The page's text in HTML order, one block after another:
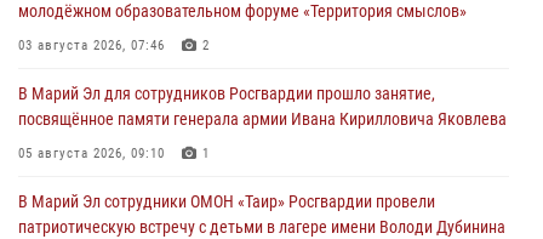
В детском оздоровительном лагере «Лесная сказка» Республики
Марий Эл прошла акция «Каникулы с Росгвардией»
Сотрудники Центра лицензионно-разрешительной работы
Управления Росгвардии по Республике Марий Эл приняли участие в
04 августа 2026, 06:46
молодёжном образовательном форуме «Территория смыслов»
03 августа 2026, 07:46 2
В Марий Эл для сотрудников Росгвардии прошло занятие,
посвящённое памяти генерала армии Ивана Кирилловича Яковлева
05 августа 2026, 09:10 1
В Марий Эл сотрудники ОМОН «Таир» Росгвардии провели
патриотическую встречу с детьми в лагере имени Володи Дубинина